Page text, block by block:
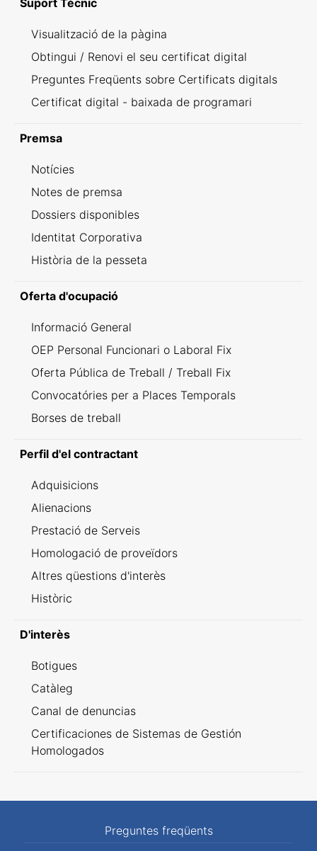
Suport Tècnic
Visualització de la pàgina
Obtingui / Renovi el seu certificat digital
Preguntes Freqüents sobre Certificats digitals
Certificat digital - baixada de programari
Premsa
Notícies
Notes de premsa
Dossiers disponibles
Identitat Corporativa
Història de la pesseta
Oferta d'ocupació
Informació General
OEP Personal Funcionari o Laboral Fix
Oferta Pública de Treball / Treball Fix
Convocatóries per a Places Temporals
Borses de treball
Perfil d'el contractant
Adquisicions
Alienacions
Prestació de Serveis
Homologació de proveïdors
Altres qüestions d'interès
Històric
D'interès
Botigues
Catàleg
Canal de denuncias
Certificaciones de Sistemas de Gestión
Homologados
Preguntes freqüents